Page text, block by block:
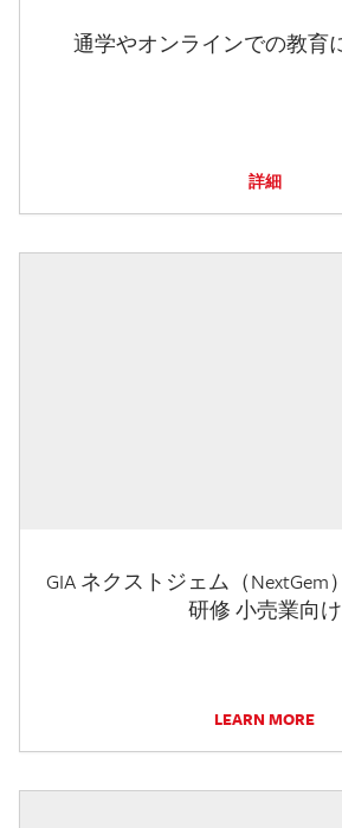
通学やオンラインでの教育
詳細
GIA ネクストジェム（
研修 小売業向け
LEARN MORE